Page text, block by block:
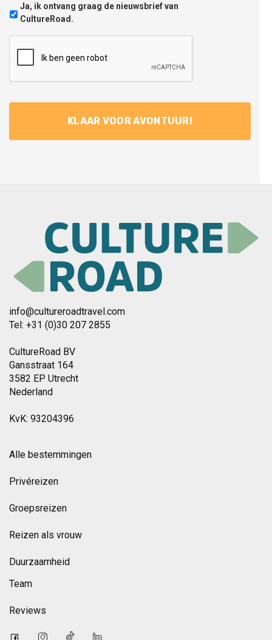
Ja, ik ontvang graag de nieuwsbrief van
CultureRoad.
info@cultureroadtravel.com
Tel: +31 (0)30 207 2855
CultureRoad BV
Gansstraat 164
3582 EP Utrecht
Nederland
KvK: 93204396
Alle bestemmingen
Privéreizen
Groepsreizen
Reizen als vrouw
Duurzaamheid
Team
Reviews